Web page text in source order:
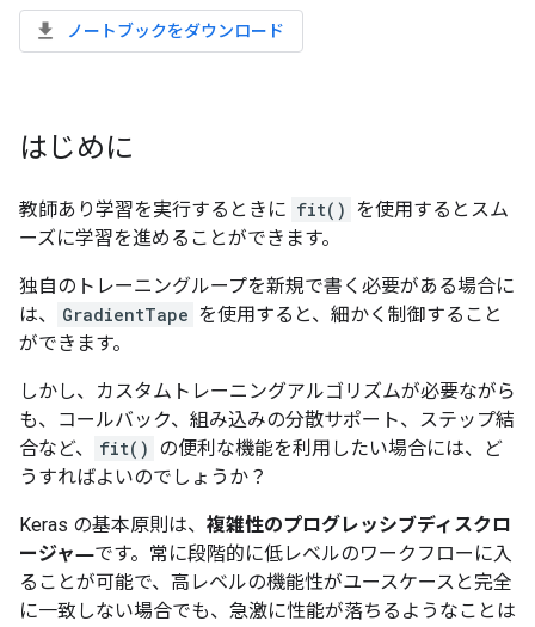
ノートブックをダウンロード
はじめに
教師あり学習を実行するときに fit() を使用するとスム
ーズに学習を進めることができます。
独自のトレーニングループを新規で書く必要がある場合に
は、
GradientTape を使用すると、細かく制御すること
ができます。
しかし、カスタムトレーニングアルゴリズムが必要ながら
も、コールバック、組み込みの分散サポート、ステップ結
合など、
fit() の便利な機能を利用したい場合には、ど
うすればよいのでしょうか？
Keras の基本原則は、 複雑性のプログレッシブディスクロ
ージャ―です。常に段階的に低レベルのワークフローに入
ることが可能で、高レベルの機能性がユースケースと完全
に一致しない場合でも、急激に性能が落ちるようなことは